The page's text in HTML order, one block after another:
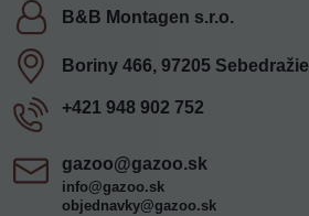
B&B Montagen s​.r​.o​.
Boriny 466, 97205 Sebedražie
+421 948 902 752
gazoo​@gazoo​.sk
info@gazoo.sk
objednavky@gazoo.sk